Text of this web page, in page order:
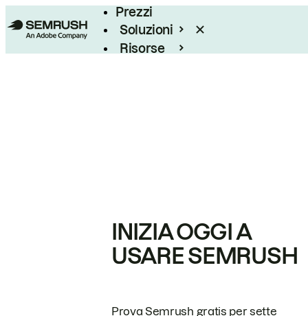
Prezzi
Soluzioni
Risorse
INIZIA OGGI A
USARE SEMRUSH
Prova Semrush gratis per sette